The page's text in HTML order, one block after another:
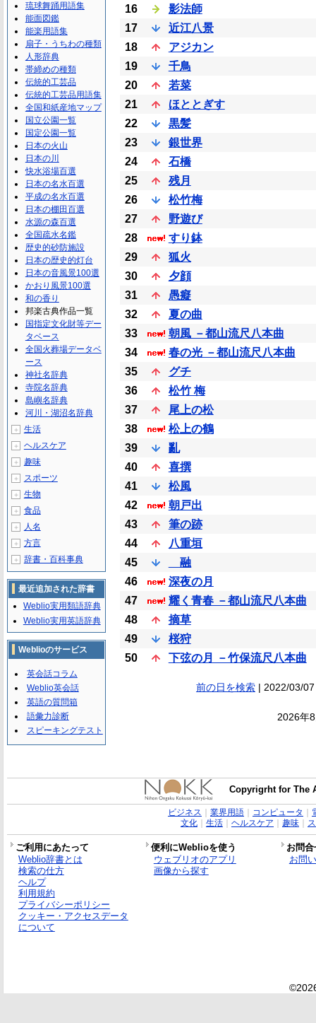
16
影法師
17
近江八景
18
アジカン
19
千鳥
20
若菜
21
ほととぎす
22
黒髪
23
銀世界
24
石橋
25
残月
26
松竹梅
27
野遊び
28
すり鉢
29
狐火
30
夕顔
31
愚癡
32
夏の曲
33
朝風 －都山流尺八本曲
34
春の光 －都山流尺八本曲
35
グチ
36
松竹 梅
37
尾上の松
38
松上の鶴
39
亂
40
喜撰
41
松風
42
朝戸出
43
筆の跡
44
八重垣
45
融
46
深夜の月
47
耀く青春 －都山流尺八本曲
48
摘草
49
桜狩
50
下弦の月 －竹保流尺八本曲
前の日を検索| 2022/03/
2026年
琉球舞踊用語集
能面図鑑
能楽用語集
扇子・うちわの種類
人形辞典
帯締めの種類
伝統的工芸品
伝統的工芸品用語集
全国和紙産地マップ
国立公園一覧
国定公園一覧
日本の火山
日本の川
快水浴場百選
日本の名水百選
平成の名水百選
日本の棚田百選
水源の森百選
全国疏水名鑑
歴史的砂防施設
日本の歴史的灯台
日本の音風景100選
かおり風景100選
和の香り
邦楽古典作品一覧
国指定文化財等デー
タベース
全国火葬場データベ
ース
神社名辞典
寺院名辞典
島嶼名辞典
河川・湖沼名辞典
＋ 生活
＋ ヘルスケア
＋ 趣味
＋ スポーツ
＋ 生物
＋ 食品
＋ 人名
＋ 方言
＋ 辞書・百科事典
最近追加された辞書
Weblio実用類語辞典
Weblio実用英語辞典
Weblioのサービス
英会話コラム
Weblio英会話
英語の質問箱
語彙力診断
スピーキングテスト
Copyrigrht for The
ビジネス 業界用語｜ コンピュータ
文化｜ 生活｜ ヘルスケア 趣味｜
ご利用にあたって 便利にWeblioを使う
お問
Weblio辞書とは
検索の仕方
ヘルプ
利用規約
プライバシーポリシー
クッキー・アクセスデータ
について
ウェブリオのアプリ
画像から探す
お問